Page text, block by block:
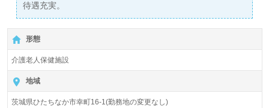
待遇充実。
形態
介護老人保健施設
地域
茨城県ひたちなか市幸町16-1(勤務地の変更なし)